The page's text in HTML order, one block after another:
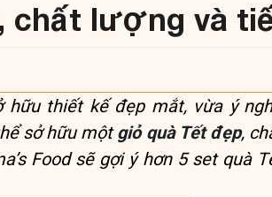
chất lượng và
thiết kế đẹp mắt, vừa ý
sở hữu mộtgiỏ quà Tết đẹp,
Food sẽ gợi ý hơn 5 set quà